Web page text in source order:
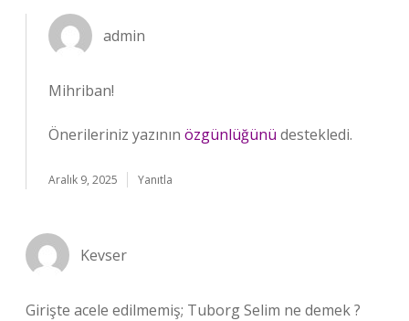
admin
Mihriban!
Önerileriniz yazının özgünlüğünü destekledi.
Aralık 9, 2025 Yanıtla
Kevser
Girişte acele edilmemiş; Tuborg Selim ne demek ?